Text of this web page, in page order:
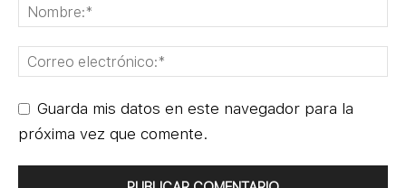
Guarda mis datos en este navegador para la
próxima vez que comente.